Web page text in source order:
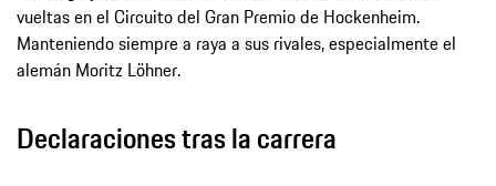
vueltas en el Circuito del Gran Premio de Hockenheim.
Manteniendo siempre a raya a sus rivales, especialmente el
alemán Moritz Löhner.
Declaraciones tras la carrera